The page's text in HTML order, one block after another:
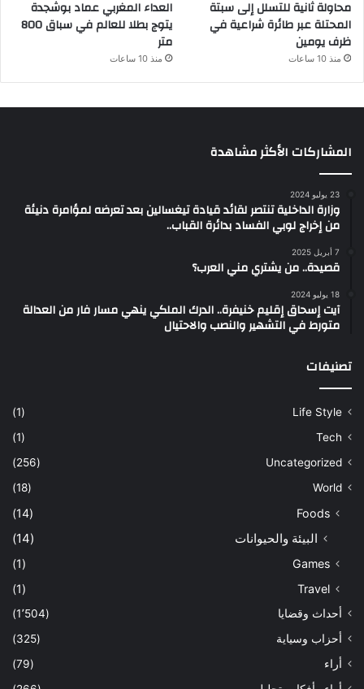
محاولة ثانية للتسلل إلى سبتة
المحتلة عبر طائرة شراعية في
ظرف يومين
منذ 10 ساعات
العداء المغربي عماد بوشجدة
يتوج بطلا للعالم في سباق 800
متر
منذ 10 ساعات
المشاركات الأكثر مشاهدة
23 يوليو 2024
وزارة الداخلية تنتصر لقائد قيادة تيغسالين بعد تعرضه لمؤامرة دنيئة
من إخراج لوبي الفساد بدائرة القباب..
7 أبريل 2025
قصيدة.. من يشتري مني العرب؟
18 يوليو 2024
آيت إسحاق إقليم خنيفرة.. الدرك الملكي ينهي مسار فار من العدالة
متورط في التشهير والنصب والاحتيال
تصنيفات
Life Style
(1)
Tech
(1)
Uncategorized
(256)
World
(18)
Foods
(14)
البيئة والحيوانات (14)
Games
(1)
Travel
(1)
أحداث وقضايا
(1٬504)
أحزاب وسياية
(325)
أراء
(79)